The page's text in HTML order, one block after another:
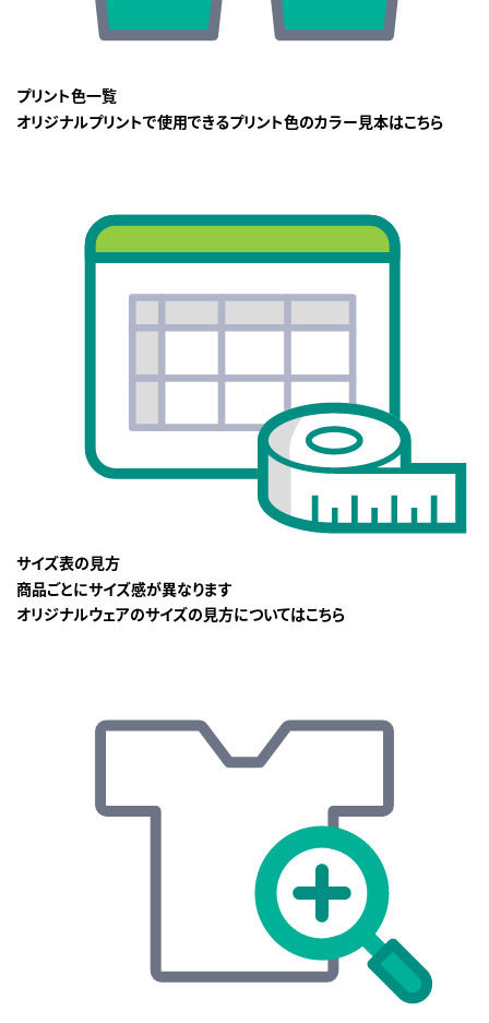
プリント色一覧
オリジナルプリントで使用できるプリント色のカラー見本はこちら
サイズ表の見方
商品ごとにサイズ感が異なります
オリジナルウェアのサイズの見方についてはこちら